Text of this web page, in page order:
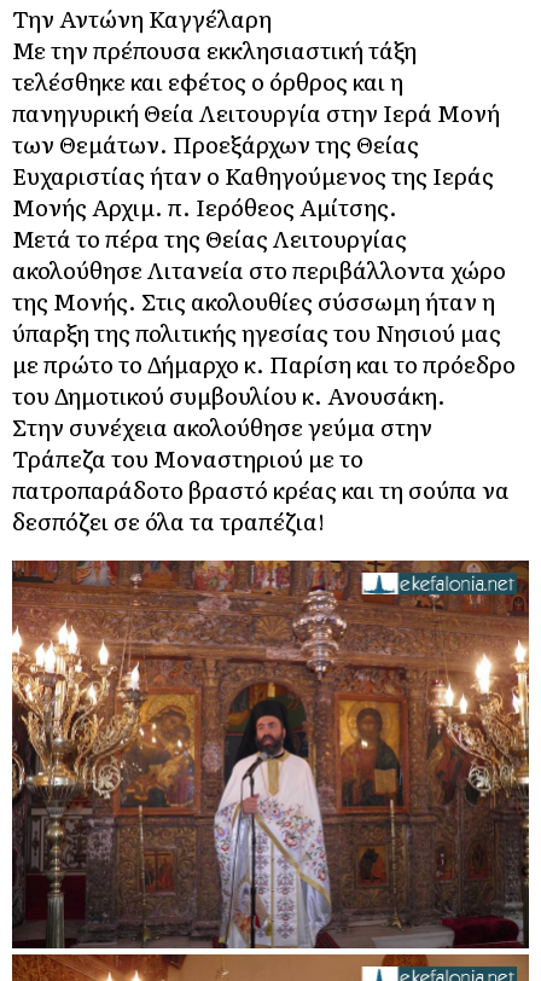
Την Αντώνη Καγγέλαρη
Με την πρέπουσα εκκλησιαστική τάξη
τελέσθηκε και εφέτος ο όρθρος και η
πανηγυρική Θεία Λειτουργία στην Ιερά Μονή
των Θεμάτων. Προεξάρχων της Θείας
Ευχαριστίας ήταν ο Καθηγούμενος της Ιεράς
Μονής Αρχιμ. π. Ιερόθεος Αμίτσης.
Μετά το πέρα της Θείας Λειτουργίας
ακολούθησε Λιτανεία στο περιβάλλοντα χώρο
της Μονής. Στις ακολουθίες σύσσωμη ήταν η
ύπαρξη της πολιτικής ηγεσίας του Νησιού μας
με πρώτο το Δήμαρχο κ. Παρίση και το πρόεδρο
του Δημοτικού συμβουλίου κ. Ανουσάκη.
Στην συνέχεια ακολούθησε γεύμα στην
Τράπεζα του Μοναστηριού με το
πατροπαράδοτο βραστό κρέας και τη σούπα να
δεσπόζει σε όλα τα τραπέζια!